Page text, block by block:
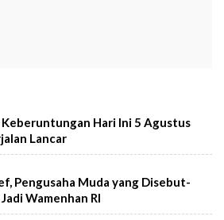
Hari Ini 5 Agustus
Lancar
Pengusaha Muda yang Disebut-
Wamenhan RI